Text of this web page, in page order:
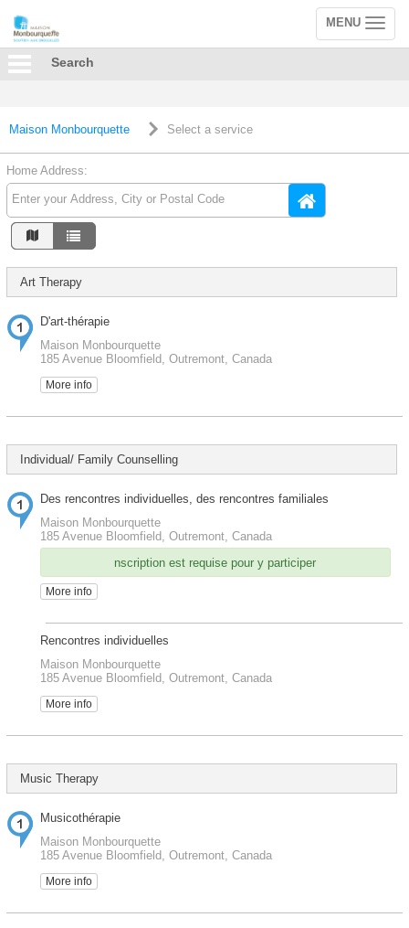
Toggle
navigation
MENU
Search
Maison Monbourquette Select a service
Home Address:
Art Therapy
D'art-thérapie
Maison Monbourquette
185 Avenue Bloomfield, Outremont, Canada
More info
Individual/ Family Counselling
Des rencontres individuelles, des rencontres familiales
Maison Monbourquette
185 Avenue Bloomfield, Outremont, Canada
nscription est requise pour y participer
More info
Rencontres individuelles
Maison Monbourquette
185 Avenue Bloomfield, Outremont, Canada
More info
Music Therapy
Musicothérapie
Maison Monbourquette
185 Avenue Bloomfield, Outremont, Canada
More info